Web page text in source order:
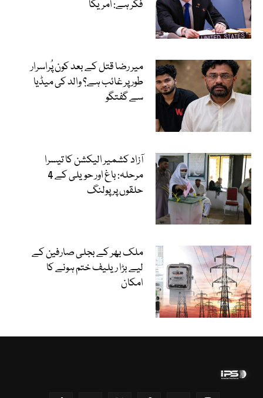
فکر ہے: امریکا
میر رضا قتل کے بعد کون پُراسرار
طور پر غائب ہے؟ والد کی میڈیا
سے گفتگو
آزاد کشمیر الیکشن کا تیسرا
مرحلہ: باغ اور حویلی کے 4
حلقوں پر پولنگ
ملک بھر کے بجلی صارفین کے
لیے بڑا ریلیف ختم ہونے کا
امکان